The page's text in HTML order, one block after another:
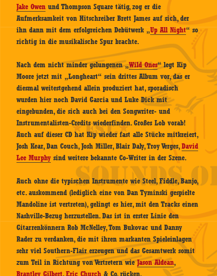
Jake Owen und Thompson Square tätig, zog er die
Aufmerksamkeit von Hitschreiber Brett James auf sich, der
ihn dann mit dem erfolgreichen Debütwerk „Up All Night“ so
richtig in die musikalische Spur brachte.
Nach dem nicht minder gelungenen „Wild Ones“ legt Kip
Moore jetzt mit „Longheart“ sein drittes Album vor, das er
diesmal weitestgehend allein produziert hat, sporadisch
wurden hier noch David Garcia und Luke Dick mit
eingebunden, die sich auch bei den Songwriter- und
Instrumentalisten-Credits wiederfinden. Großes Lob vorab!
Auch auf dieser CD hat Kip wieder fast alle Stücke mitkreiert,
Josh Kear, Dan Couch, Josh Miller, Blair Daly, Troy Verges,David
Lee Murphy sind weitere bekannte Co-Writer in der Szene.
Auch ohne die typischen Instrumente wie Steel, Fiddle, Banjo,
etc. auskommend (lediglich eine von Dan Tyminski gespielte
Mandoline ist vertreten), gelingt es hier, mit den Tracks einen
Nashville-Bezug herzustellen. Das ist in erster Linie den
Gitarrenkönnern Rob McNelley, Tom Bukovac und Danny
Rader zu verdanken, die mit ihren markanten Spieleinlagen
sehr viel Southern-Flair erzeugen und das Gesamtwerk somit
zum Teil in Richtung von Vertretern wieJason Aldean,
Brantley Gilbert,Eric Church & Co. rücken.